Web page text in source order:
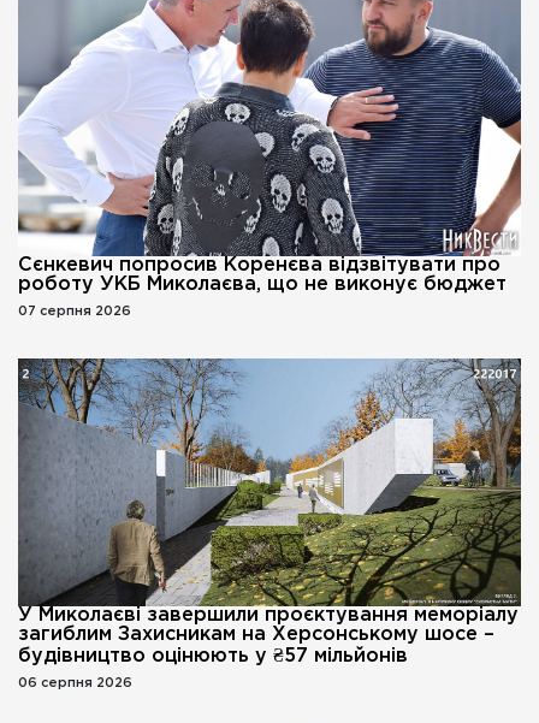
Сєнкевич попросив Коренєва відзвітувати про
роботу УКБ Миколаєва, що не виконує бюджет
07 серпня 2026
У Миколаєві завершили проєктування меморіалу
загиблим Захисникам на Херсонському шосе –
будівництво оцінюють у ₴57 мільйонів
06 серпня 2026